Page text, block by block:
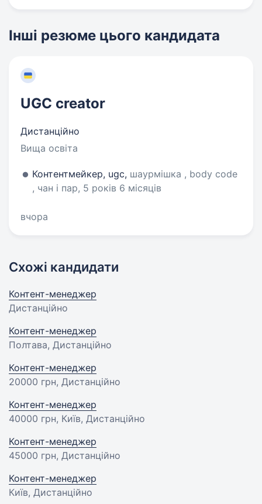
Інші резюме цього кандидата
UGC creator
Дистанційно
Вища освіта
Контентмейкер, ugc, шаурмішка , body code
, чан і пар, 5 років 6 місяців
вчора
Схожі кандидати
Контент-менеджер
Дистанційно
Контент-менеджер
Полтава, Дистанційно
Контент-менеджер
20000 грн, Дистанційно
Контент-менеджер
40000 грн, Київ, Дистанційно
Контент-менеджер
45000 грн, Дистанційно
Контент-менеджер
Київ, Дистанційно